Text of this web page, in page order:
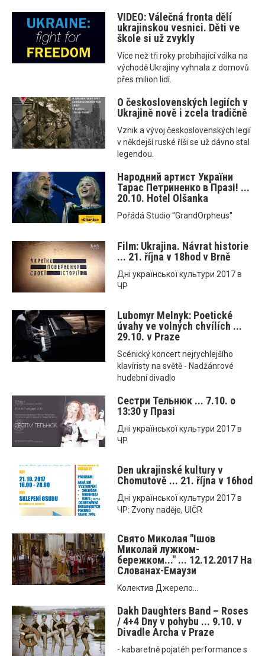
VIDEO: Válečná fronta dělí
ukrajinskou vesnici. Děti ve
škole si už zvykly
Více než tři roky probíhající válka na
východě Ukrajiny vyhnala z domovů
přes milion lidí.
O československých legiích v
Ukrajině nově i zcela tradičně
Vznik a vývoj československých legií
v někdejší ruské říši se už dávno stal
legendou.
Народний артист України
Тарас Петриненко в Празі! ...
20.10. Hotel Olšanka
Pořádá Studio ''GrandOrpheus''
Film: Ukrajina. Návrat historie
... 21. října v 18hod v Brně
Днi української культури 2017 в
ЧР
Lubomyr Melnyk: Poetické
úvahy ve volných chvílích ...
29.10. v Praze
Scénický koncert nejrychlejšího
klavíristy na světě - Nadžánrové
hudební divadlo
Сестри Тельнюк ... 7.10. o
13:30 у Празі
Днi української культури 2017 в
ЧР
Den ukrajinské kultury v
Chomutově ... 21. října v 16hod
Днi української культури 2017 в
ЧР: Zvony naděje, UIČR
Свято Миколая "Ішов
Миколай лужком-
бережком..." ... 12.12.2017 На
Слованах-Емаузи
Kолектив Джерело...
Dakh Daughters Band – Roses
/ 4+4 Dny v pohybu ... 9.10. v
Divadle Archa v Praze
- kabaretně pojatéh performance s